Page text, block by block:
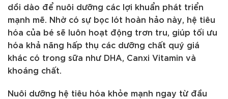
dồi dào để nuôi dưỡng các lợi khuẩn phát triển
mạnh mẽ. Nhờ có sự bọc lót hoàn hảo này, hệ tiêu
hóa của bé sẽ luôn hoạt động trơn tru, giúp tối ưu
hóa khả năng hấp thụ các dưỡng chất quý giá
khác có trong sữa như DHA, Canxi Vitamin và
khoáng chất.
Nuôi dưỡng hệ tiêu hóa khỏe mạnh ngay từ đầu